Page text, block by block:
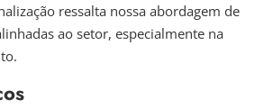
ressalta nossa abordagem de
ao setor, especialmente na